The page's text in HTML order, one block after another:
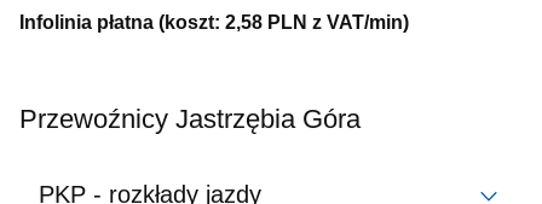
Infolinia płatna (koszt: 2,58 PLN z VAT/min)
Przewoźnicy Jastrzębia Góra
PKP - rozkłady jazdy